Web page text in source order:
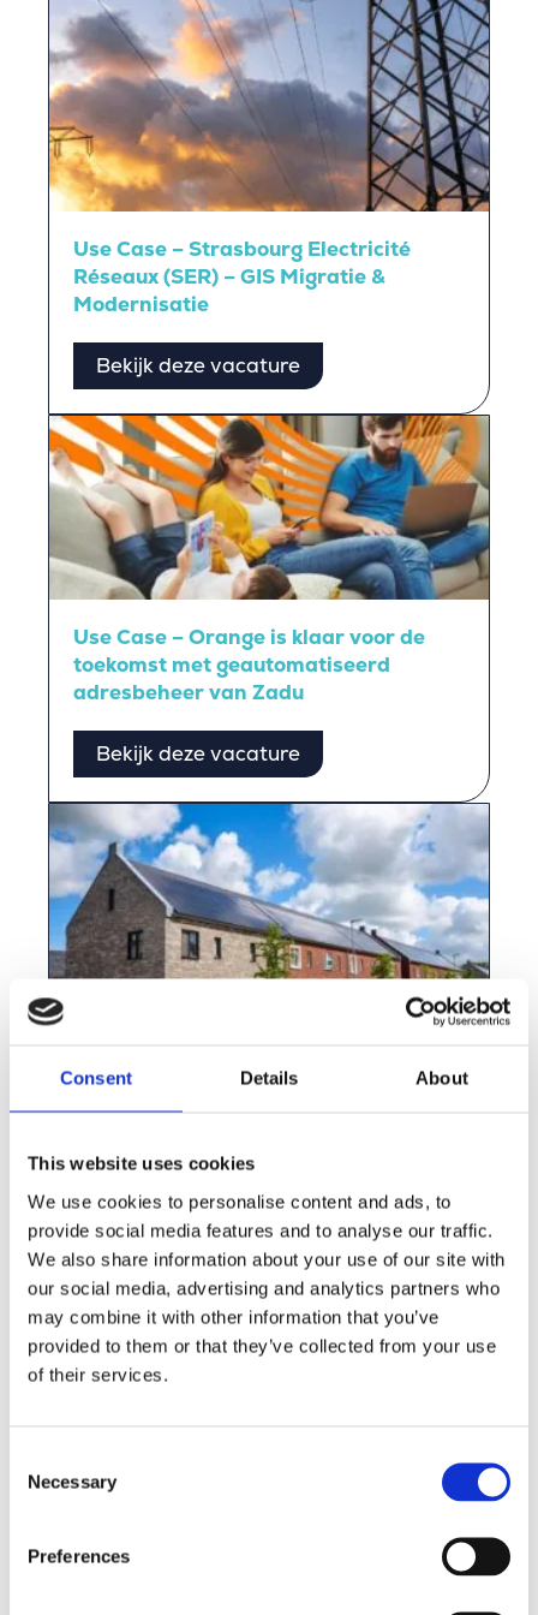
Consent Details About
This website uses cookies
We use cookies to personalise content and ads, to
provide social media features and to analyse our traffic.
We also share information about your use of our site with
our social media, advertising and analytics partners who
may combine it with other information that you’ve
provided to them or that they’ve collected from your use
of their services.
Selection
Necessary
Preferences
Use Case – Strasbourg Electricité
Réseaux (SER) – GIS Migratie &
Modernisatie
Bekijk deze vacature
Use Case – Orange is klaar voor de
toekomst met geautomatiseerd
adresbeheer van Zadu
Bekijk deze vacature
optimaal inzicht in risico’s voor
verzekeraar MS Amlin
Bekijk deze vacature